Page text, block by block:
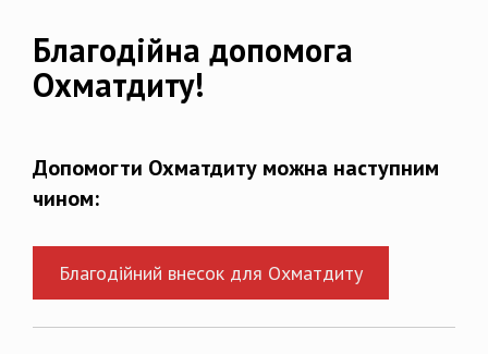
Благодійна допомога
Охматдиту!
Допомогти Охматдиту можна наступним
чином:
Благодійний внесок для Охматдиту